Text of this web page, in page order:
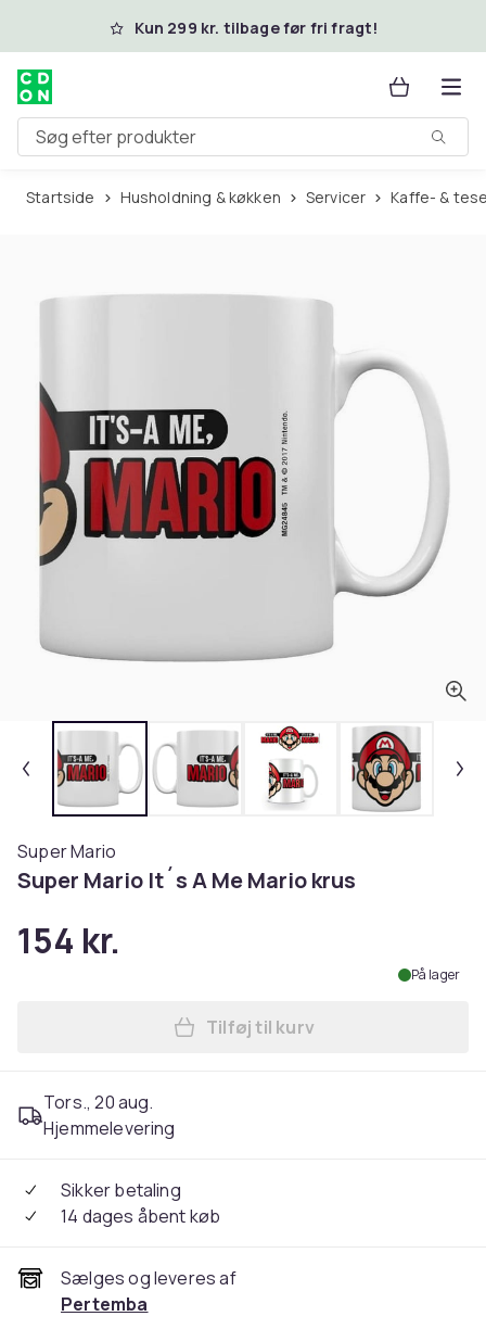
Spring til hovedindhold
Kun 299 kr. tilbage før fri fragt!
Søg efter produkter
Startside Husholdning & køkken Servicer Kaffe- &
Super Mario
Super Mario It´s A Me Mario krus
154 kr.
På lager
Læg Super Mario It´s A Me
Tilføj til kurv
Tors., 20 aug.
Hjemmelevering
Sikker betaling
14 dages åbent køb
Sælges og leveres af
Pertemba